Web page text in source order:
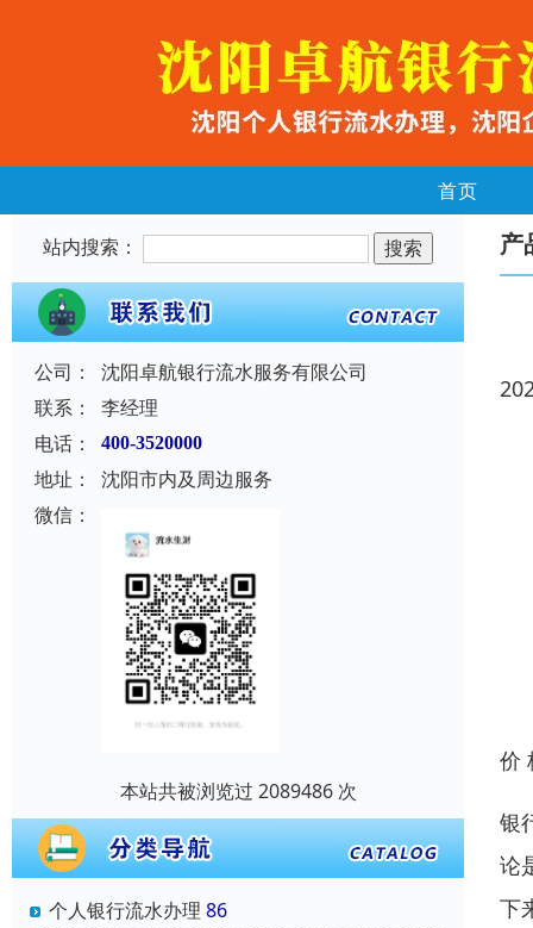
首页
站内搜索：
公司：
沈阳卓航银行流水服务有限公司
联系：
李经理
电话：
400-3520000
地址：
沈阳市内及周边服务
微信：
本站共被浏览过 2089486 次
个人银行流水办理 86
产
价
银
论
下